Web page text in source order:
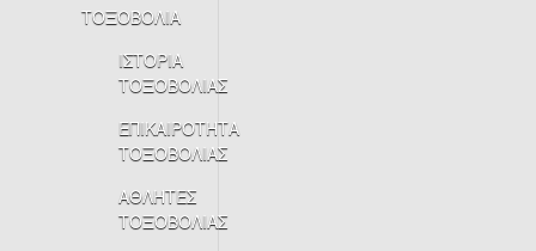
ΤΟΞΟΒΟΛΙΑ
ΙΣΤΟΡΙΑ
ΤΟΞΟΒΟΛΙΑΣ
ΕΠΙΚΑΙΡΟΤΗΤΑ
ΤΟΞΟΒΟΛΙΑΣ
ΑΘΛΗΤΕΣ
ΤΟΞΟΒΟΛΙΑΣ